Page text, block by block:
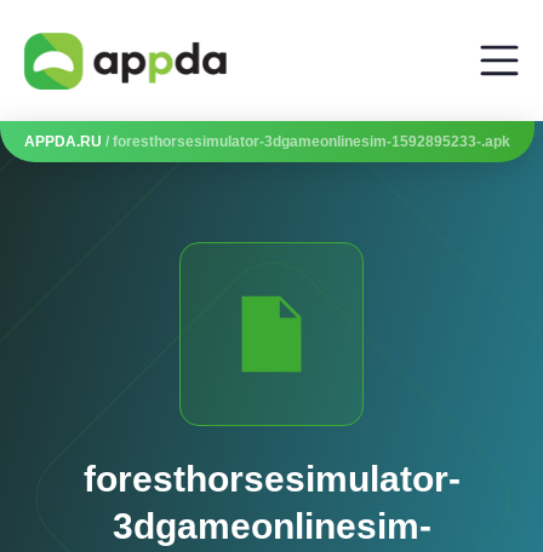
APPDA.RU / foresthorsesimulator-3dgameonlinesim-1592895233-.apk
foresthorsesimulator-
3dgameonlinesim-